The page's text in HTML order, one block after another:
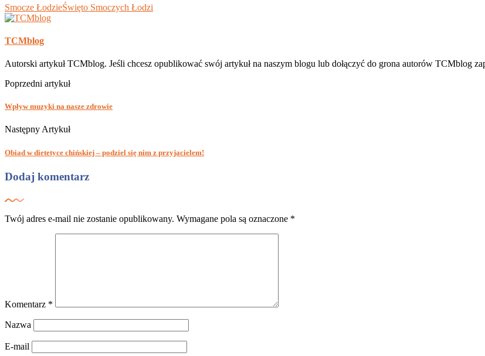
Smocze ŁodzieŚwięto Smoczych Łodzi
TCMblog
Autorski artykuł TCMblog. Jeśli chcesz opublikować swój artykuł na naszym blogu lub dołączyć do grona autorów TCMblog
Poprzedni artykuł
Wpływ muzyki na nasze zdrowie
Następny Artykuł
Obiad w dietetyce chińskiej – podziel się nim z przyjacielem!
Dodaj komentarz
Twój adres e-mail nie zostanie opublikowany. Wymagane pola są oznaczone *
Komentarz *
Nazwa
E-mail